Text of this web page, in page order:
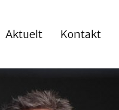
Aktuelt Kontakt